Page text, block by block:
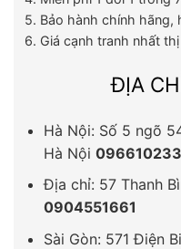
5. Bảo hành chính hãng,
6. Giá cạnh tranh nhất
ĐỊA
Hà Nội: Số 5 ngõ
Hà Nội
Địa chỉ: 57 Thanh
0904551661
Sài Gòn: 571 Điện